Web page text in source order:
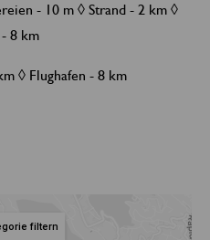
- 10 m ◊ Strand - 2 km ◊
8 km
◊ Flughafen - 8 km
filtern